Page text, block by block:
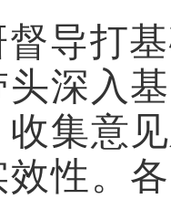
督导打
深入
收集意
性。